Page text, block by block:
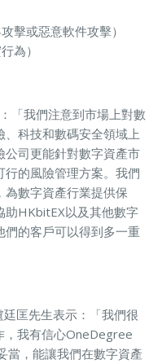
擊或惡意軟件攻擊）
為）
「我們注意到市場上對數
科技和數碼安全領域上
司更能針對數字資產市
的風險管理方案。我們
為數字資產行業提供保
助HKbitEX以及其他數字
們的客戶可以得到多一重
匡先生表示：「我們很
我有信心OneDegree
當，能讓我們在數字資產